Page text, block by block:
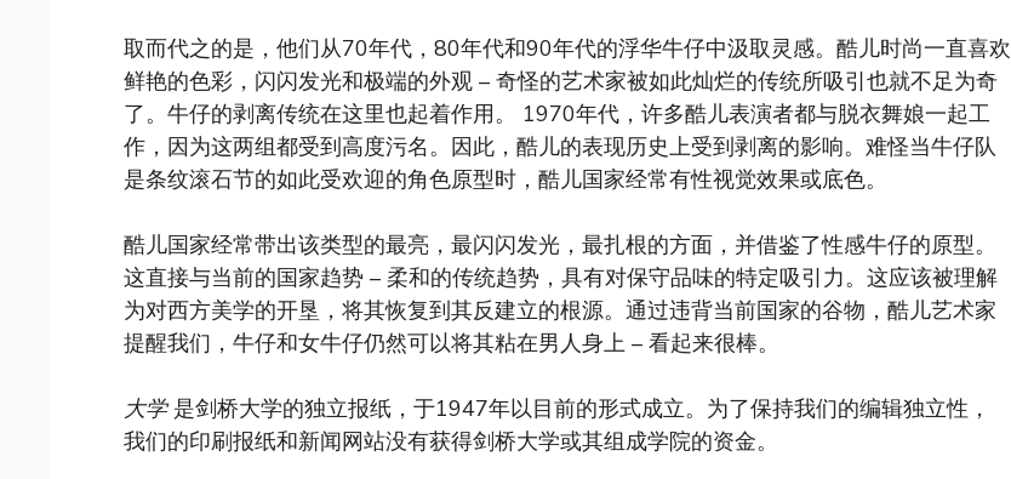
取而代之的是，他们从70年代，80年代和90年代的浮华牛仔中汲取灵感。酷儿时尚一直喜欢
鲜艳的色彩，闪闪发光和极端的外观 – 奇怪的艺术家被如此灿烂的传统所吸引也就不足为奇
了。牛仔的剥离传统在这里也起着作用。 1970年代，许多酷儿表演者都与脱衣舞娘一起工
作，因为这两组都受到高度污名。因此，酷儿的表现历史上受到剥离的影响。难怪当牛仔队
是条纹滚石节的如此受欢迎的角色原型时，酷儿国家经常有性视觉效果或底色。
酷儿国家经常带出该类型的最亮，最闪闪发光，最扎根的方面，并借鉴了性感牛仔的原型。
这直接与当前的国家趋势 – 柔和的传统趋势，具有对保守品味的特定吸引力。这应该被理解
为对西方美学的开垦，将其恢复到其反建立的根源。通过违背当前国家的谷物，酷儿艺术家
提醒我们，牛仔和女牛仔仍然可以将其粘在男人身上 – 看起来很棒。
大学是剑桥大学的独立报纸，于1947年以目前的形式成立。为了保持我们的编辑独立性，
我们的印刷报纸和新闻网站没有获得剑桥大学或其组成学院的资金。